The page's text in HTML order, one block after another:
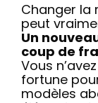
Changer la
peut
Un
coup de
Vous
fortune
modèles